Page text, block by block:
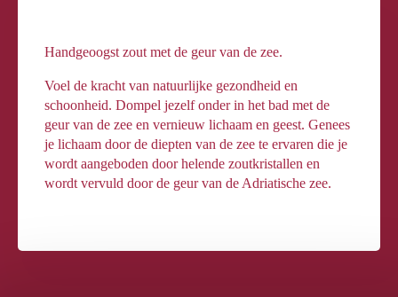
Handgeoogst zout met de geur van de zee.
Voel de kracht van natuurlijke gezondheid en
schoonheid. Dompel jezelf onder in het bad met de
geur van de zee en vernieuw lichaam en geest. Genees
je lichaam door de diepten van de zee te ervaren die je
wordt aangeboden door helende zoutkristallen en
wordt vervuld door de geur van de Adriatische zee.